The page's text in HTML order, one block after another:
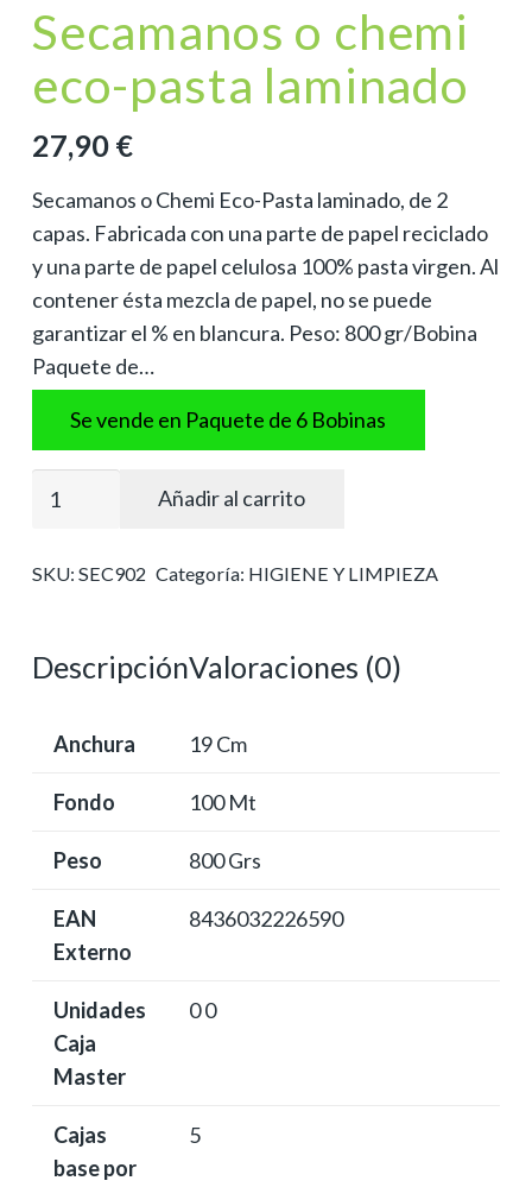
Secamanos o chemi
eco-pasta laminado
27,90 €
Secamanos o Chemi Eco-Pasta laminado, de 2
capas. Fabricada con una parte de papel reciclado
y una parte de papel celulosa 100% pasta virgen. Al
contener ésta mezcla de papel, no se puede
garantizar el % en blancura. Peso: 800 gr/Bobina
Paquete de…
Se vende en Paquete de 6 Bobinas
eco-
laminado
cantidad
Añadir al carrito
SKU: SEC902 Categoría: HIGIENE Y LIMPIEZA
DescripciónValoraciones (0)
Anchura 19 Cm
Fondo 100 Mt
Peso 800 Grs
EAN
Externo
8436032226590
Unidades
Caja
Master
0 0
Cajas
base por
5